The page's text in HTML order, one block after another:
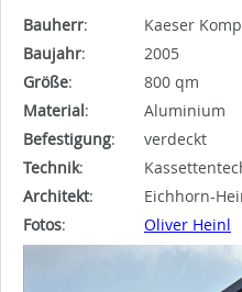
Bauherr:
Kaeser
Baujahr:
2005
Größe:
800 qm
Material:
Aluminium
Befestigung:
verdeckt
Technik:
Architekt:
Eichhorn-
Fotos: Oliver Heinl